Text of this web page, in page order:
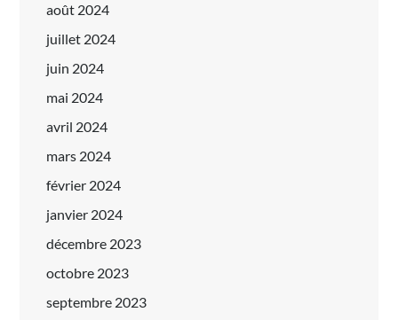
août 2024
juillet 2024
juin 2024
mai 2024
avril 2024
mars 2024
février 2024
janvier 2024
décembre 2023
octobre 2023
septembre 2023